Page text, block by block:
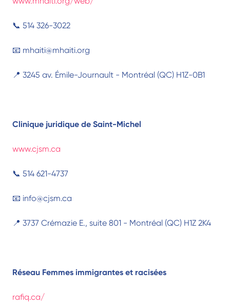
📞 514 326-3022
📧 mhaiti@mhaiti.org
📍 3245 av. Émile-Journault - Montréal (QC) H1Z-0B1
Clinique juridique de Saint-Michel
www.cjsm.ca
📞 514 621-4737
📧 info@cjsm.ca
📍 3737 Crémazie E., suite 801 - Montréal (QC) H1Z 2K4
Réseau Femmes immigrantes et racisées
rafiq.ca/